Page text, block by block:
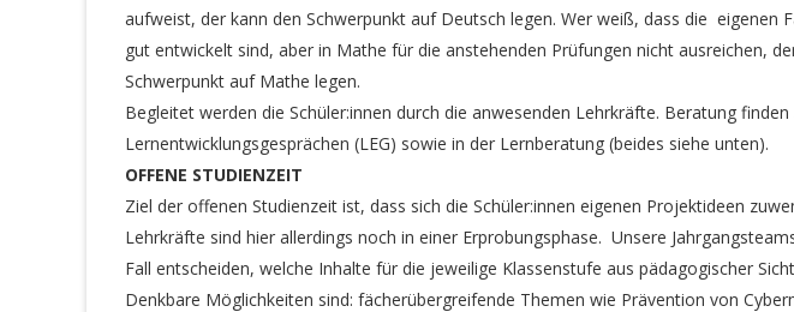
aufweist, der kann den Schwerpunkt auf Deutsch legen. Wer weiß, dass die eigenen
gut entwickelt sind, aber in Mathe für die anstehenden Prüfungen nicht ausreichen,
Schwerpunkt auf Mathe legen.
Begleitet werden die Schüler:innen durch die anwesenden Lehrkräfte. Beratung
Lernentwicklungsgesprächen (LEG) sowie in der Lernberatung (beides siehe unten).
OFFENE STUDIENZEIT
Ziel der offenen Studienzeit ist, dass sich die Schüler:innen eigenen Projektideen
Lehrkräfte sind hier allerdings noch in einer Erprobungsphase. Unsere
Fall entscheiden, welche Inhalte für die jeweilige Klassenstufe aus pädagogischer
Denkbare Möglichkeiten sind: fächerübergreifende Themen wie Prävention von